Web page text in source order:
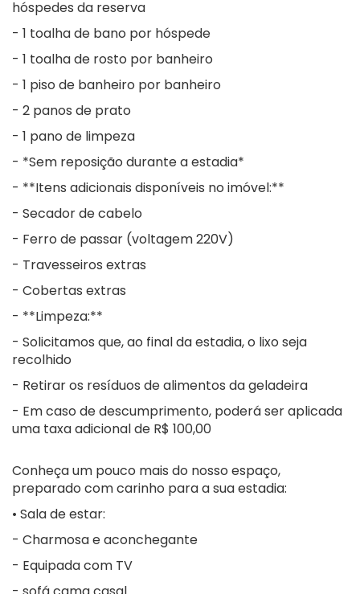
hóspedes da reserva
- 1 toalha de bano por hóspede
- 1 toalha de rosto por banheiro
- 1 piso de banheiro por banheiro
- 2 panos de prato
- 1 pano de limpeza
- *Sem reposição durante a estadia*
- **Itens adicionais disponíveis no imóvel:**
- Secador de cabelo
- Ferro de passar (voltagem 220V)
- Travesseiros extras
- Cobertas extras
- **Limpeza:**
- Solicitamos que, ao final da estadia, o lixo seja
recolhido
- Retirar os resíduos de alimentos da geladeira
- Em caso de descumprimento, poderá ser aplicada
uma taxa adicional de R$ 100,00
Conheça um pouco mais do nosso espaço,
preparado com carinho para a sua estadia:
• Sala de estar:
- Charmosa e aconchegante
- Equipada com TV